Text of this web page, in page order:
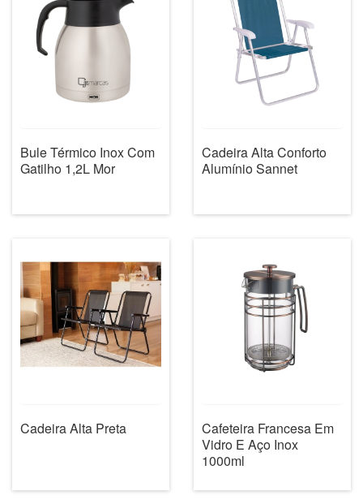
Bule Térmico Inox Com
Gatilho 1,2L Mor
Cadeira Alta Conforto
Alumínio Sannet
Cadeira Alta Preta
Cafeteira Francesa Em
Vidro E Aço Inox
1000ml